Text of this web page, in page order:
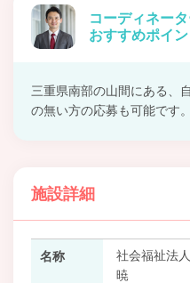
コーディネー
おすすめポイン
三重県南部の山間にある、
の無い方の応募も可能です。
施設詳細
名称
社会福祉法
暁